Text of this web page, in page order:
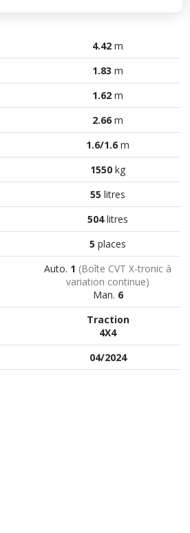
4.42 m
1.83 m
1.62 m
2.66 m
1.6/1.6 m
1550 kg
55 litres
504litres
5 places
Auto. 1 (Boîte CVT X-tronic à
variation continue)
Man. 6
Traction
4X4
04/2024